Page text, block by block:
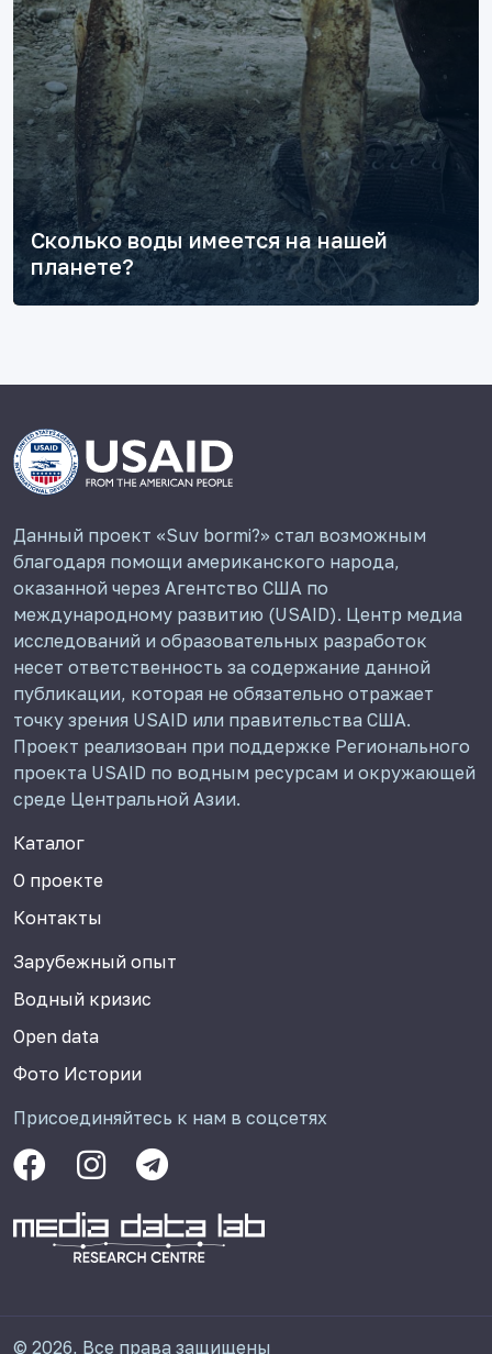
Сколько воды имеется на нашей
планете?
Данный проект «Suv bormi?» стал возможным
благодаря помощи американского народа,
оказанной через Агентство США по
международному развитию (USAID). Центр медиа
исследований и образовательных разработок
несет ответственность за содержание данной
публикации, которая не обязательно отражает
точку зрения USAID или правительства США.
Проект реализован при поддержке Регионального
проекта USAID по водным ресурсам и окружающей
среде Центральной Азии.
Каталог
О проекте
Контакты
Зарубежный опыт
Водный кризис
Open data
Фото Истории
Присоединяйтесь к нам в соцсетях
© 2026, Все права защищены